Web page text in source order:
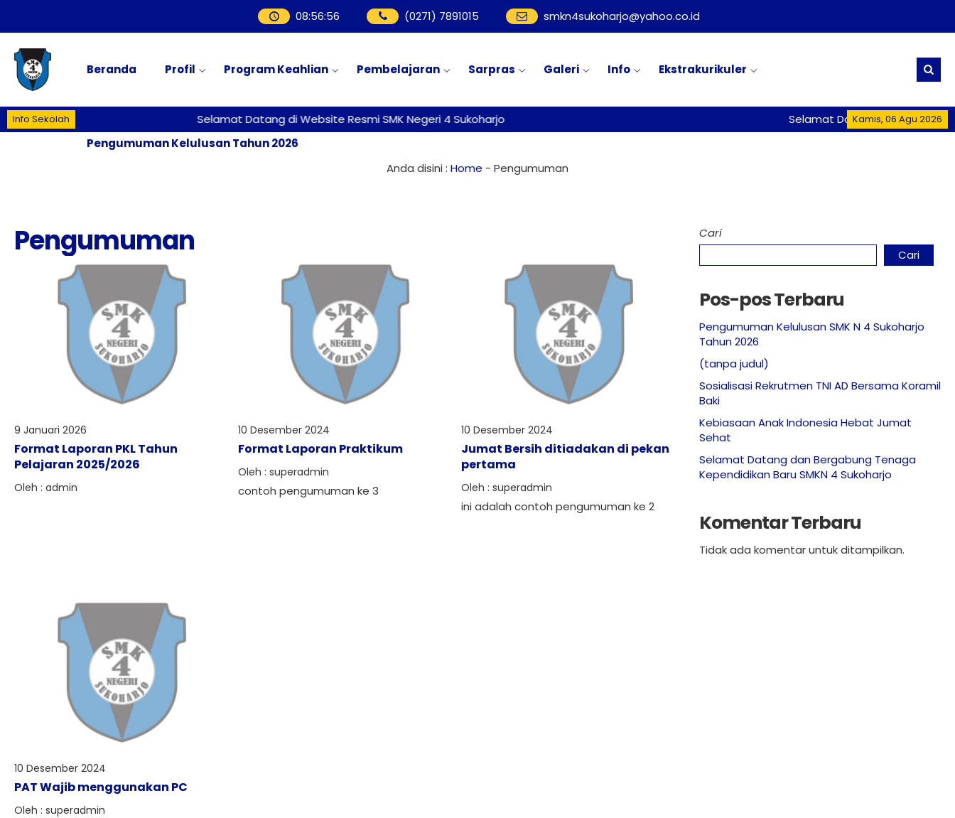
08:56:57 (0271) 7891015 smkn4sukoharjo@yahoo.co.id
Beranda Profil Program Keahlian Pembelajaran Sarpras Galeri Info Ekstrakurikuler
Pengumuman Kelulusan Tahun 2026
Info Sekolah Kamis, 06 Agu 2026
Selamat Datang di Website
Selamat Datang di Website Resmi SMK Negeri 4 Sukoharjo
Anda disini : Home - Pengumuman
Pengumuman
9 Januari 2026
Format Laporan PKL Tahun
Pelajaran 2025/2026
Oleh : admin
10 Desember 2024
Format Laporan Praktikum
Oleh : superadmin
contoh pengumuman ke 3
10 Desember 2024
Jumat Bersih ditiadakan di pekan
pertama
Oleh : superadmin
ini adalah contoh pengumuman ke 2
10 Desember 2024
PAT Wajib menggunakan PC
Oleh : superadmin
Cari
Cari
Pos-pos Terbaru
Pengumuman Kelulusan SMK N 4 Sukoharjo
Tahun 2026
(tanpa judul)
Sosialisasi Rekrutmen TNI AD Bersama Koramil
Baki
Kebiasaan Anak Indonesia Hebat Jumat
Sehat
Selamat Datang dan Bergabung Tenaga
Kependidikan Baru SMKN 4 Sukoharjo
Komentar Terbaru
Tidak ada komentar untuk ditampilkan.